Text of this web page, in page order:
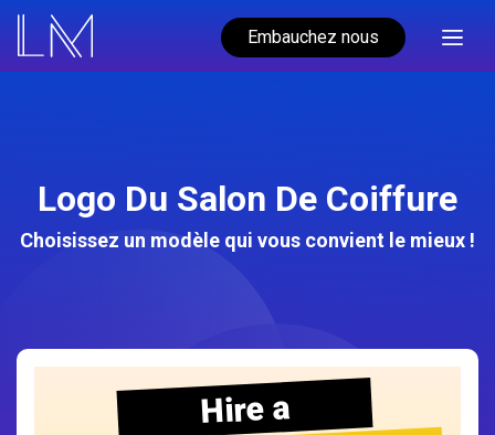
Embauchez nous
Logo Du Salon De Coiffure
Choisissez un modèle qui vous convient le mieux !
Hire a